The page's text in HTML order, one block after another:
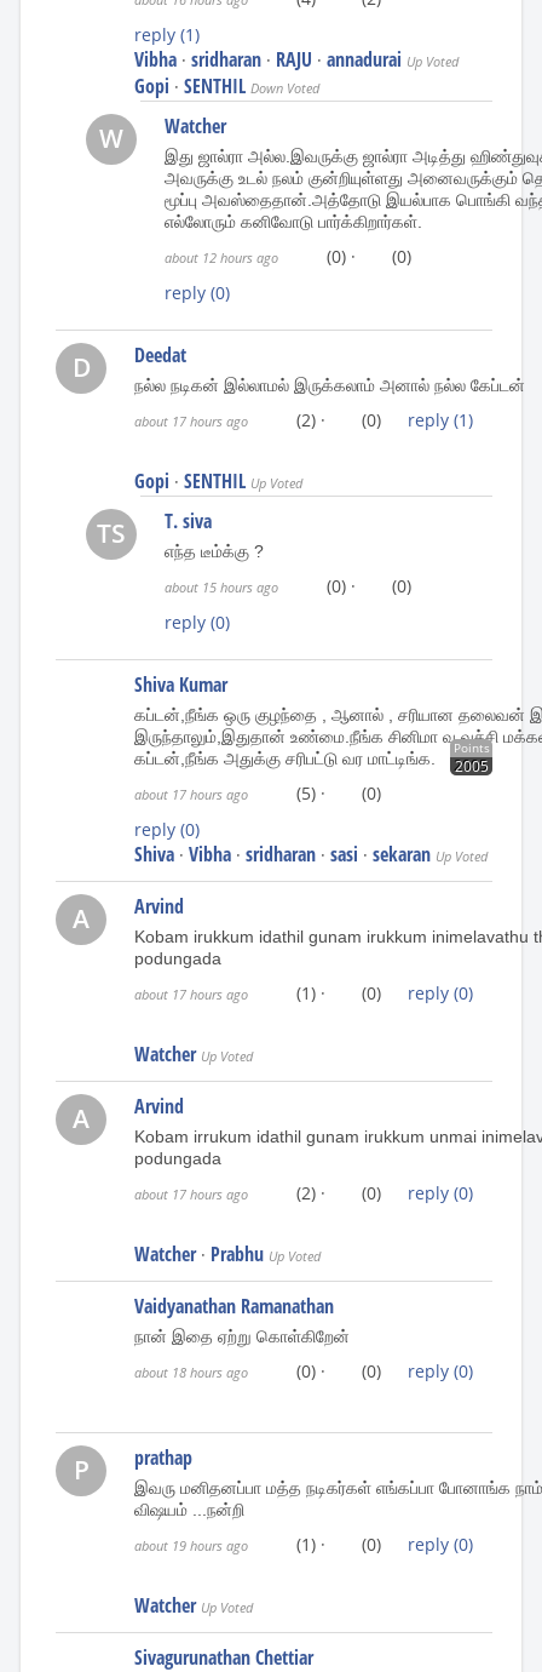
reply (1)
Vibha · sridharan · RAJU · annadurai Up Voted
Gopi · SENTHIL Down Voted
W Watcher
இது ஜால்ரா அல்ல.இவருக்கு ஜால்ரா அடித்து
அவருக்கு உடல் நலம் குன்றியுள்ளது அனைவருக்கும்
மூப்பு அவஸ்தைதான்.அத்தோடு இயல்பாக பொங்கி
எல்லோரும் கனிவோடு பார்க்கிறார்கள்.
about 12 hours ago (0) ·
(0)
reply (0)
D Deedat
நல்ல நடிகன் இல்லாமல் இருக்கலாம் அனால் நல்ல கேப்டன்
about 17 hours ago (2) · (0) reply (1)
Gopi · SENTHIL Up Voted
TS T. siva
எந்த டீம்க்கு ?
about 15 hours ago (0) ·
(0)
reply (0)
Shiva Kumar
கப்டன்,நீங்க ஒரு குழந்தை , ஆனால் , சரியான
இருந்தாலும்,இதுதான் உண்மை.நீங்க சினிமா வ வச்சி
கப்டன்,நீங்க அதுக்கு சரிபட்டு வர மாட்டிங்க.
Points
2005
about 17 hours ago (5) ·
(0)
reply (0)
Shiva · Vibha · sridharan · sasi · sekaran Up Voted
A Arvind
Kobam irukkum idathil gunam irukkum inimelavathu
podungada
about 17 hours ago (1) · (0) reply (0)
Watcher Up Voted
A Arvind
Kobam irrukum idathil gunam irukkum unmai
podungada
about 17 hours ago (2) · (0) reply (0)
Watcher· Prabhu Up Voted
Vaidyanathan Ramanathan
நான் இதை ஏற்று கொள்கிறேன்
about 18 hours ago (0) · (0) reply (0)
P prathap
இவரு மனிதனப்பா மத்த நடிகர்கள் எங்கப்பா போனாங்க
விஷயம் ...நன்றி
about 19 hours ago (1) · (0) reply (0)
Watcher Up Voted
Sivagurunathan Chettiar